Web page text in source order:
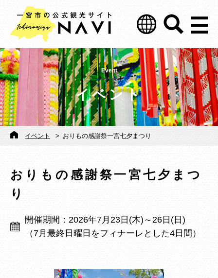
Event
イベント
イベント > おりもの感謝祭一宮七夕まつり
おりもの感謝祭一宮七夕まつ
り
開催期間：2026年7月23日(木)～26日(日)
（7月最終日曜日をフィナーレとした4日間）